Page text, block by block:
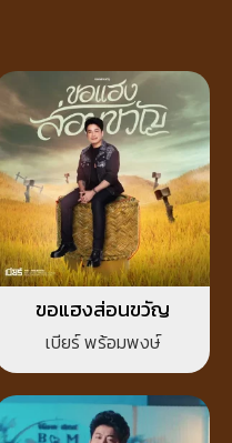
ขอแฮงส่อนขวัญ
เบียร์ พร้อมพงษ์